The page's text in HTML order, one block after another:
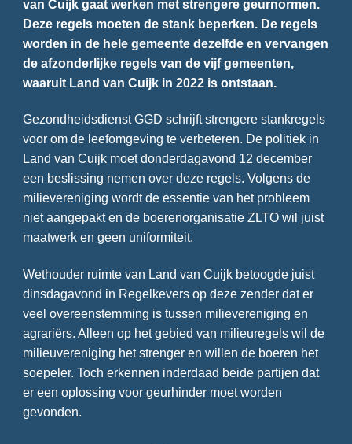
van Cuijk gaat werken met strengere geurnormen.
Deze regels moeten de stank beperken. De regels
worden in de hele gemeente dezelfde en vervangen
de afzonderlijke regels van de vijf gemeenten,
waaruit Land van Cuijk in 2022 is ontstaan.
Gezondheidsdienst GGD schrijft strengere stankregels
voor om de leefomgeving te verbeteren. De politiek in
Land van Cuijk moet donderdagavond 12 december
een beslissing nemen over deze regels. Volgens de
milievereniging wordt de essentie van het probleem
niet aangepakt en de boerenorganisatie ZLTO wil juist
maatwerk en geen uniformiteit.
Wethouder ruimte van Land van Cuijk betoogde juist
dinsdagavond in Regelkevers op deze zender dat er
veel overeenstemming is tussen milievereniging en
agrariërs. Alleen op het gebied van milieuregels wil de
milieuvereniging het strenger en willen de boeren het
soepeler. Toch erkennen inderdaad beide partijen dat
er een oplossing voor geurhinder moet worden
gevonden.